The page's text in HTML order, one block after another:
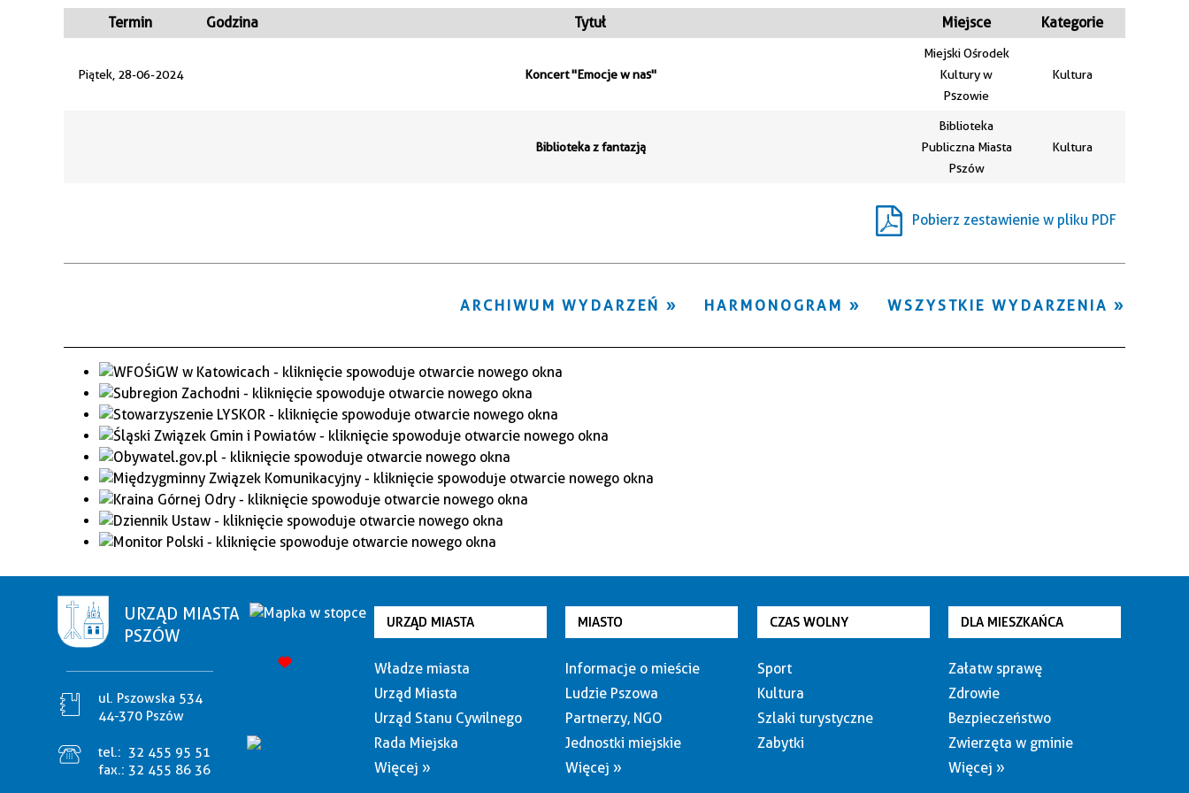
WAŻNE TELEFONY
"PSZOW.PL"
PRZESTRZENNE
Kategoria
Trwające w
Miejsce
ten
Termin Godzina Tytuł Miejsce Kategorie
Piątek, 28-06-2024 Koncert "Emocje w nas"
Miejski Ośrodek
Kultury w
Pszowie
Kultura
Biblioteka z fantazją
Biblioteka
Publiczna Miasta
Pszów
Kultura
Pobierz zestawienie w pliku PDF
WSZYSTKIE WYDARZENIA
HARMONOGRAM
ARCHIWUM WYDARZEŃ
URZĄD MIASTA
PSZÓW
ul. Pszowska 534
44-370 Pszów
tel.: 32 455 95 51
fax.: 32 455 86 36
URZĄD MIASTA
Władze miasta
Urząd Miasta
Urząd Stanu Cywilnego
Rada Miejska
Więcej »
MIASTO
Informacje o mieście
Ludzie Pszowa
Partnerzy, NGO
Jednostki miejskie
Więcej »
CZAS WOLNY
Sport
Kultura
Szlaki turystyczne
Zabytki
DLA MIESZKAŃCA
Załatw sprawę
Zdrowie
Bezpieczeństwo
Zwierzęta w gminie
Więcej »